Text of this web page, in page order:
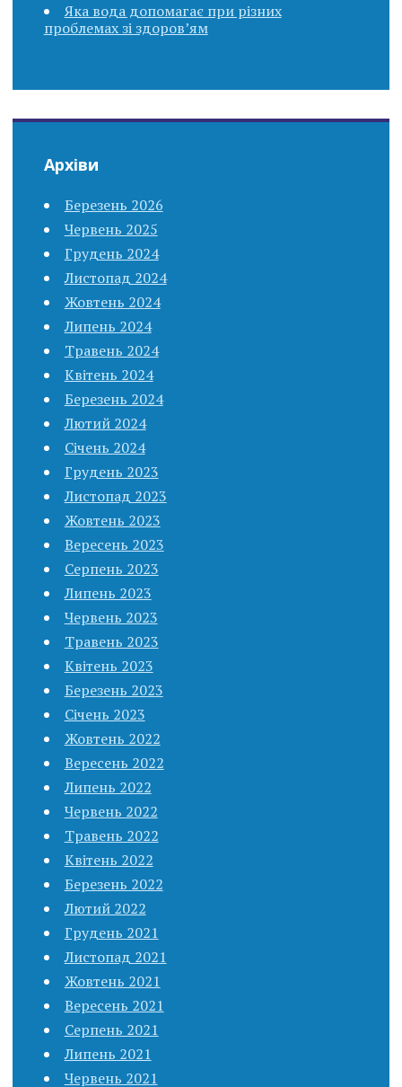
Яка вода допомагає при різних
проблемах зі здоров’ям
Архіви
Березень 2026
Червень 2025
Грудень 2024
Листопад 2024
Жовтень 2024
Липень 2024
Травень 2024
Квітень 2024
Березень 2024
Лютий 2024
Січень 2024
Грудень 2023
Листопад 2023
Жовтень 2023
Вересень 2023
Серпень 2023
Липень 2023
Червень 2023
Травень 2023
Квітень 2023
Березень 2023
Січень 2023
Жовтень 2022
Вересень 2022
Липень 2022
Червень 2022
Травень 2022
Квітень 2022
Березень 2022
Лютий 2022
Грудень 2021
Листопад 2021
Жовтень 2021
Вересень 2021
Серпень 2021
Липень 2021
Червень 2021